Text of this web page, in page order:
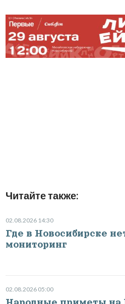
Читайте также:
02.08.2026 14:30
Где в Новосибирске
мониторинг
02.08.2026 05:00